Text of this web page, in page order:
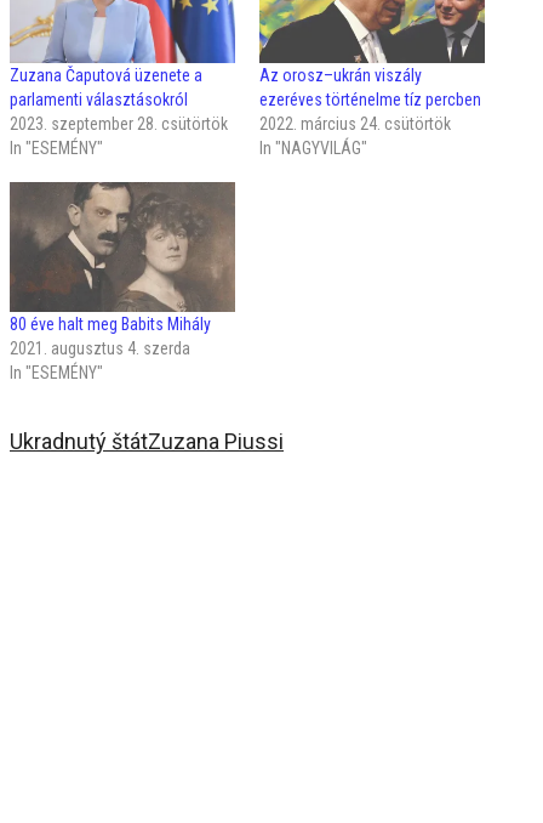
Zuzana Čaputová üzenete a
parlamenti választásokról
2023. szeptember 28. csütörtök
In "ESEMÉNY"
Az orosz–ukrán viszály
ezeréves történelme tíz percben
2022. március 24. csütörtök
In "NAGYVILÁG"
80 éve halt meg Babits Mihály
2021. augusztus 4. szerda
In "ESEMÉNY"
Ukradnutý štátZuzana Piussi